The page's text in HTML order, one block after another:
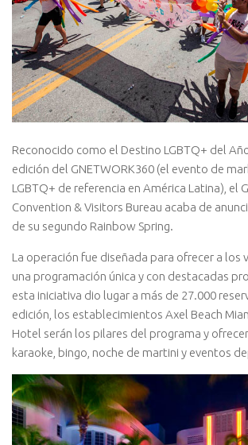
Reconocido como el Destino LGBTQ+ del
edición del GNETWORK360 (el evento de
LGBTQ+ de referencia en América Latina), el
Convention & Visitors Bureau acaba de
de su segundo Rainbow Spring.
La operación fue diseñada para ofrecer a los
una programación única y con destacadas
esta iniciativa dio lugar a más de 27.000
edición, los establecimientos Axel Beach
Hotel serán los pilares del programa y
karaoke, bingo, noche de martini y eventos